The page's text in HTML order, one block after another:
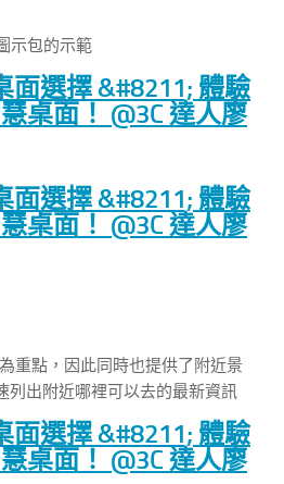
示包的示範
重點，因此同時也提供了附近景
列出附近哪裡可以去的最新資訊